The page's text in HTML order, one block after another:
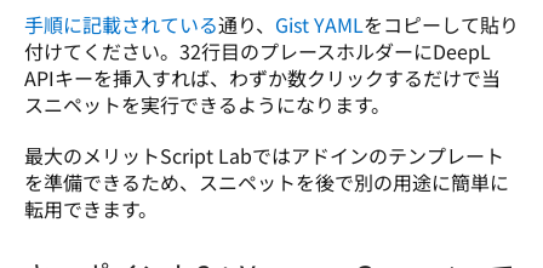
手順に記載されている通り、 Gist YAMLをコピーして貼り
付けてください。32行目のプレースホルダーにDeepL
APIキーを挿入すれば、わずか数クリックするだけで当
スニペットを実行できるようになります。
最大のメリットScript Labではアドインのテンプレート
を準備できるため、スニペットを後で別の用途に簡単に
転用できます。